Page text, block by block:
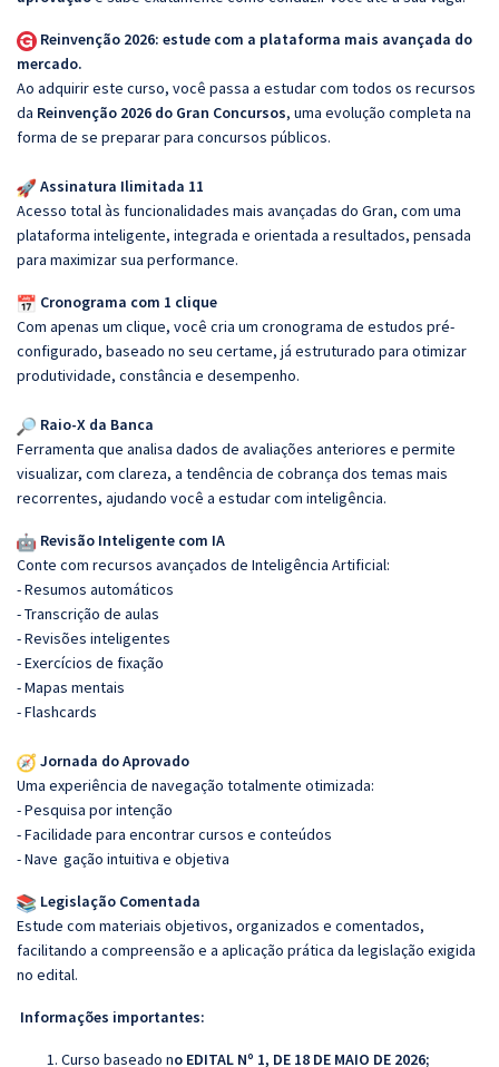
Reinvenção 2026: estude com a plataforma mais avançada do
mercado.
Ao adquirir este curso, você passa a estudar com todos os recursos
da Reinvenção 2026 do Gran Concursos, uma evolução completa na
forma de se preparar para concursos públicos.
Assinatura Ilimitada 11
Acesso total às funcionalidades mais avançadas do Gran, com uma
plataforma inteligente, integrada e orientada a resultados, pensada
para maximizar sua performance.
Cronograma com 1 clique
Com apenas um clique, você cria um cronograma de estudos pré-
configurado, baseado no seu certame, já estruturado para otimizar
produtividade, constância e desempenho.
Raio-X da Banca
Ferramenta que analisa dados de avaliações anteriores e permite
visualizar, com clareza, a tendência de cobrança dos temas mais
recorrentes, ajudando você a estudar com inteligência.
Revisão Inteligente com IA
Conte com recursos avançados de Inteligência Artificial:
- Resumos automáticos
- Transcrição de aulas
- Revisões inteligentes
- Exercícios de fixação
- Mapas mentais
- Flashcards
Jornada do Aprovado
Uma experiência de navegação totalmente otimizada:
- Pesquisa por intenção
- Facilidade para encontrar cursos e conteúdos
- Nave gação intuitiva e objetiva
Legislação Comentada
Estude com materiais objetivos, organizados e comentados,
facilitando a compreensão e a aplicação prática da legislação exigida
no edital.
Informações importantes:
Curso baseado no EDITAL Nº 1, DE 18 DE MAIO DE 2026;